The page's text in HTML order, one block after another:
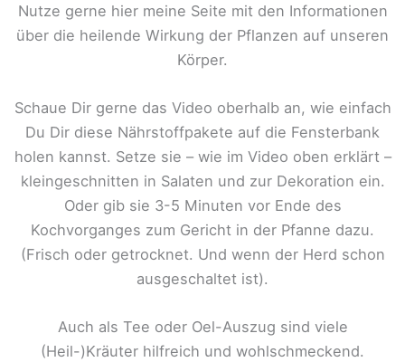
Nutze gerne hier meine Seite mit den Informationen
über die heilende Wirkung der Pflanzen auf unseren
Körper.
Schaue Dir gerne das Video oberhalb an, wie einfach
Du Dir diese Nährstoffpakete auf die Fensterbank
holen kannst. Setze sie – wie im Video oben erklärt –
kleingeschnitten in Salaten und zur Dekoration ein.
Oder gib sie 3-5 Minuten vor Ende des
Kochvorganges zum Gericht in der Pfanne dazu.
(Frisch oder getrocknet. Und wenn der Herd schon
ausgeschaltet ist).
Auch als Tee oder Oel-Auszug sind viele
(Heil-)Kräuter hilfreich und wohlschmeckend.